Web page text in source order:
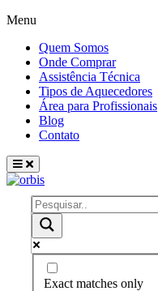
Menu
Quem Somos
Onde Comprar
Assistência Técnica
Tipos de Aquecedores
Área para Profissionais
Blog
Contato
Exact matches only